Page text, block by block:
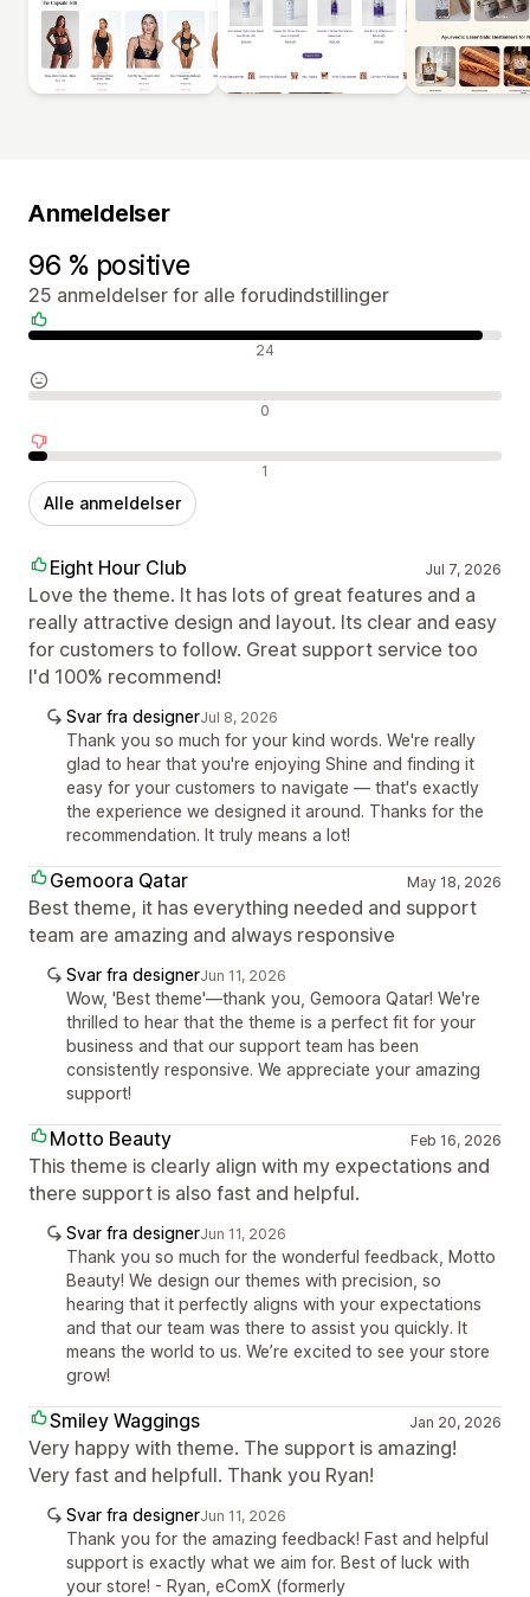
Anmeldelser
96 % positive
25 anmeldelser for alle forudindstillinger
Positive anmeldelser 24
Neutrale anmeldelser 0
Negative anmeldelser 1
Alle anmeldelser
Eight Hour Club Jul 7, 2026
Love the theme. It has lots of great features and a
really attractive design and layout. Its clear and easy
for customers to follow. Great support service too
I'd 100% recommend!
Svar fra designerJul 8, 2026
Thank you so much for your kind words. We're really
glad to hear that you're enjoying Shine and finding it
easy for your customers to navigate — that's exactly
the experience we designed it around. Thanks for the
recommendation. It truly means a lot!
Gemoora Qatar May 18, 2026
Best theme, it has everything needed and support
team are amazing and always responsive
Svar fra designerJun 11, 2026
Wow, 'Best theme'—thank you, Gemoora Qatar! We're
thrilled to hear that the theme is a perfect fit for your
business and that our support team has been
consistently responsive. We appreciate your amazing
support!
Motto Beauty Feb 16, 2026
This theme is clearly align with my expectations and
there support is also fast and helpful.
Svar fra designerJun 11, 2026
Thank you so much for the wonderful feedback, Motto
Beauty! We design our themes with precision, so
hearing that it perfectly aligns with your expectations
and that our team was there to assist you quickly. It
means the world to us. We’re excited to see your store
grow!
Smiley Waggings Jan 20, 2026
Very happy with theme. The support is amazing!
Very fast and helpfull. Thank you Ryan!
Svar fra designerJun 11, 2026
Thank you for the amazing feedback! Fast and helpful
support is exactly what we aim for. Best of luck with
your store! - Ryan, eComX (formerly